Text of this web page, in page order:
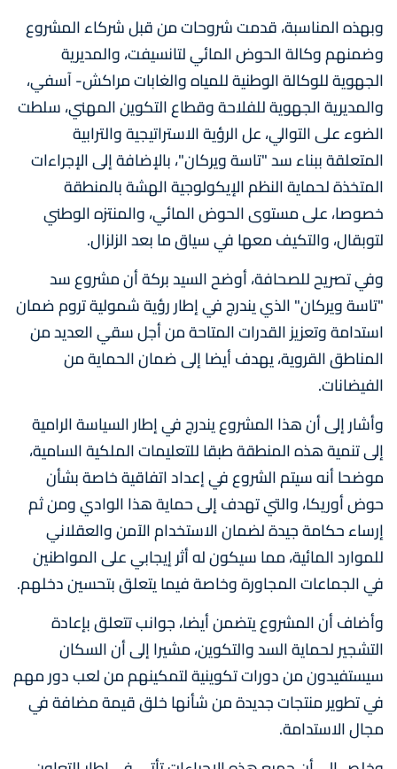
وبهذه المناسبة، قدمت شروحات من قبل شركاء المشروع
وضمنهم وكالة الحوض المائي لتانسيفت، والمديرية
الجهوية للوكالة الوطنية للمياه والغابات مراكش- آسفي،
والمديرية الجهوية للفلاحة وقطاع التكوين المهني، سلطت
الضوء على التوالي، عل الرؤية الاستراتيجية والترابية
المتعلقة ببناء سد "تاسة ويركان"، بالإضافة إلى الإجراءات
المتخذة لحماية النظم الإيكولوجية الهشة بالمنطقة
خصوصا، على مستوى الحوض المائي، والمنتزه الوطني
لتوبقال، والتكيف معها في سياق ما بعد الزلزال.
وفي تصريح للصحافة، أوضح السيد بركة أن مشروع سد
"تاسة ويركان" الذي يندرج في إطار رؤية شمولية تروم ضمان
استدامة وتعزيز القدرات المتاحة من أجل سقي العديد من
المناطق القروية، يهدف أيضا إلى ضمان الحماية من
الفيضانات.
وأشار إلى أن هذا المشروع يندرج في إطار السياسة الرامية
إلى تنمية هذه المنطقة طبقا للتعليمات الملكية السامية،
موضحا أنه سيتم الشروع في إعداد اتفاقية خاصة بشأن
حوض أوريكا، والتي تهدف إلى حماية هذا الوادي ومن ثم
إرساء حكامة جيدة لضمان الاستخدام الآمن والعقلاني
للموارد المائية، مما سيكون له أثر إيجابي على المواطنين
في الجماعات المجاورة وخاصة فيما يتعلق بتحسين دخلهم.
وأضاف أن المشروع يتضمن أيضا، جوانب تتعلق بإعادة
التشجير لحماية السد والتكوين، مشيرا إلى أن السكان
سيستفيدون من دورات تكوينية لتمكينهم من لعب دور مهم
في تطوير منتجات جديدة من شأنها خلق قيمة مضافة في
مجال الاستدامة.